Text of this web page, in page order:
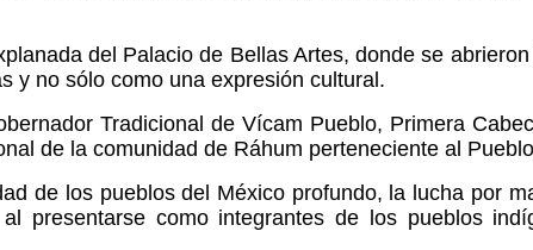
del Palacio de Bellas Artes, donde se
y no sólo como una expresión cultural.
Tradicional de Vícam Pueblo, Primera
de la comunidad de Ráhum perteneciente al
de los pueblos del México profundo, la lucha por
presentarse como integrantes de los pueblos